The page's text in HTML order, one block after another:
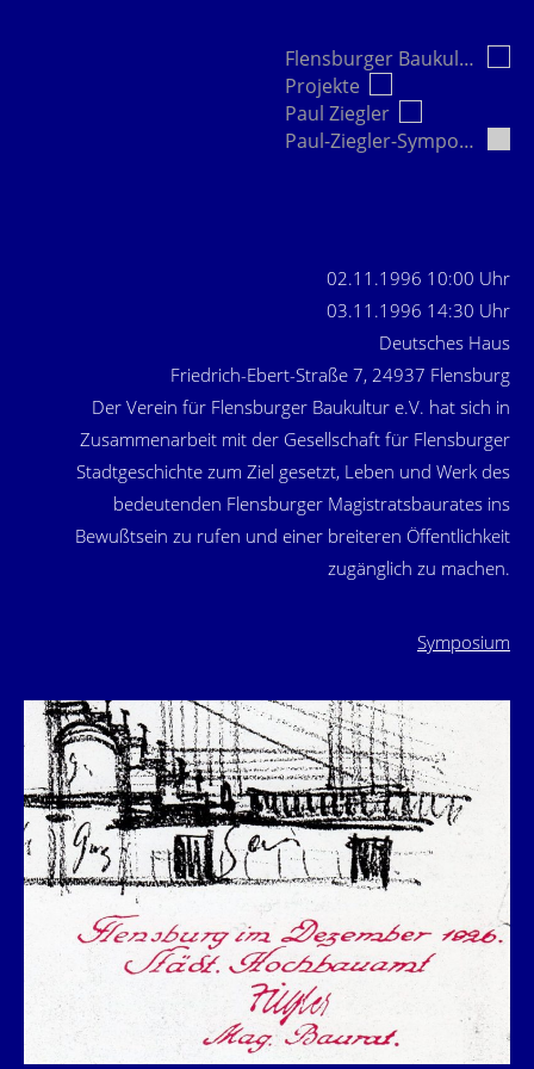
Flensburger Baukultur e.V.
Projekte
Paul Ziegler
Paul-Ziegler-Symposium Flensburg
02.11.1996 10:00 Uhr
03.11.1996 14:30 Uhr
Deutsches Haus
Friedrich-Ebert-Straße 7, 24937 Flensburg
Der Verein für Flensburger Baukultur e.V. hat sich in
Zusammenarbeit mit der Gesellschaft für Flensburger
Stadtgeschichte zum Ziel gesetzt, Leben und Werk des
bedeutenden Flensburger Magistratsbaurates ins
Bewußtsein zu rufen und einer breiteren Öffentlichkeit
zugänglich zu machen.
Symposium